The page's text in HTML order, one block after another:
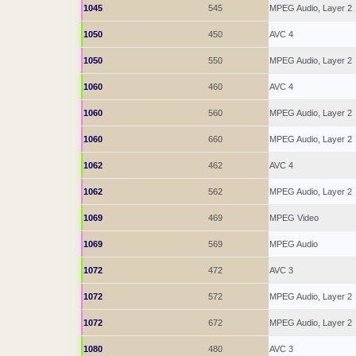
1045 545 MPEG Audio, Layer 2
1050 450 AVC 4
1050 550 MPEG Audio, Layer 2
1060 460 AVC 4
1060 560 MPEG Audio, Layer 2
1060 660 MPEG Audio, Layer 2
1062 462 AVC 4
1062 562 MPEG Audio, Layer 2
1069 469 MPEG Video
1069 569 MPEG Audio
1072 472 AVC 3
1072 572 MPEG Audio, Layer 2
1072 672 MPEG Audio, Layer 2
1080 480 AVC 3